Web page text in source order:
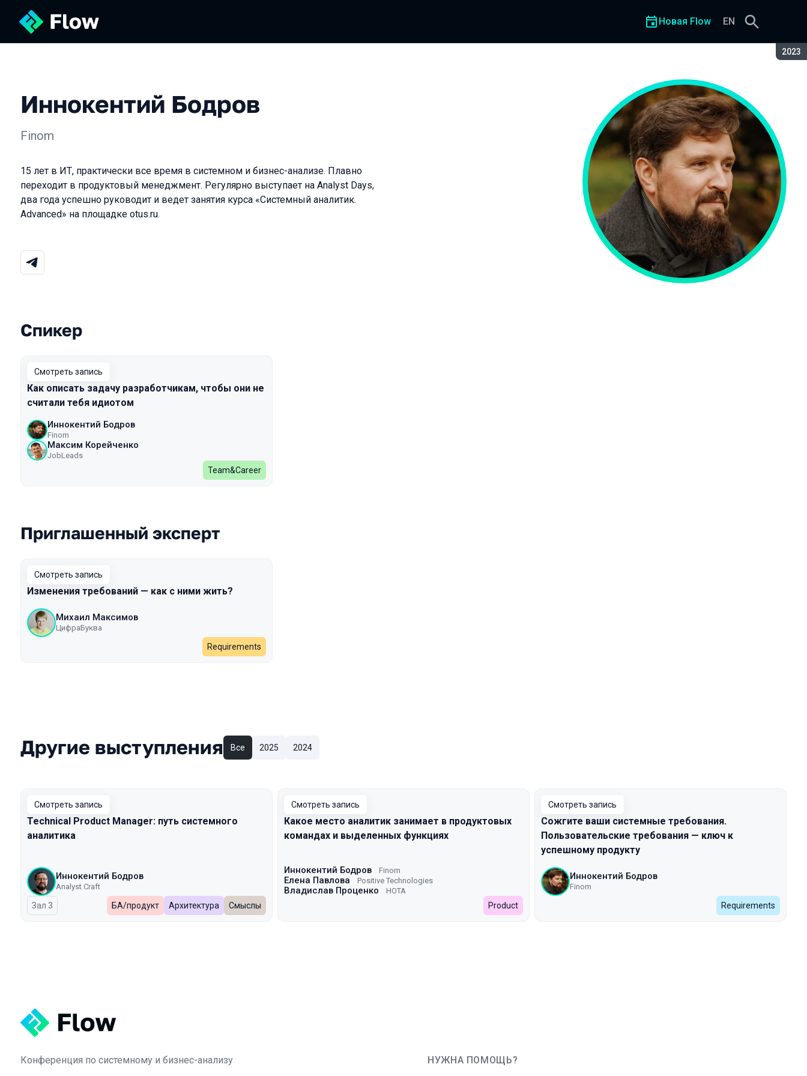
2023
Новая Flow EN
Иннокентий Бодров
Finom
15 лет в ИТ, практически все время в системном и бизнес-анализе. Плавно
переходит в продуктовый менеджмент. Регулярно выступает на Analyst Days,
два года успешно руководит и ведет занятия курса «Системный аналитик.
Advanced» на площадке otus.ru.
Выступления в сезоне 2023
Спикер
Смотреть запись
Как описать задачу разработчикам, чтобы они не
считали тебя идиотом
Иннокентий Бодров
Finom
Максим Корейченко
JobLeads
Team&Career
Приглашенный эксперт
Смотреть запись
Изменения требований — как с ними жить?
Михаил Максимов
ЦифраБуква
Requirements
Другие выступления Все 2025 2024
Смотреть запись
Technical Product Manager: путь системного
аналитика
Иннокентий Бодров
Analyst Craft
Зал 3 БА/продукт Архитектура Смыслы
Смотреть запись
Какое место аналитик занимает в продуктовых
командах и выделенных функциях
Иннокентий Бодров Finom
Елена Павлова Positive Technologies
Владислав Проценко НОТА
Product
Смотреть запись
Сожгите ваши системные требования.
Пользовательские требования — ключ к
успешному продукту
Иннокентий Бодров
Finom
Requirements
Конференция по системному и бизнес-анализу
НУЖНА ПОМОЩЬ?